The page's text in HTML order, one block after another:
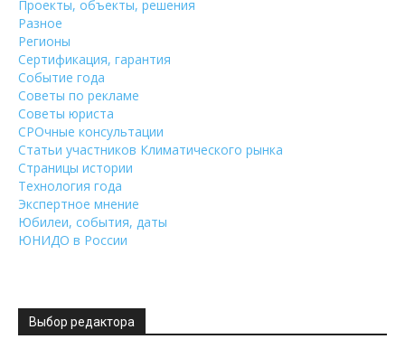
Проекты, объекты, решения
Разное
Регионы
Сертификация, гарантия
Событие года
Советы по рекламе
Советы юриста
СРОчные консультации
Статьи участников Климатического рынка
Страницы истории
Технология года
Экспертное мнение
Юбилеи, события, даты
ЮНИДО в России
Выбор редактора